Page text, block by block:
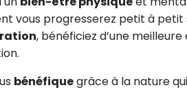
vous progresserez petit à petit
, bénéficiez d’une meilleure
bénéfiquegrâce à la nature